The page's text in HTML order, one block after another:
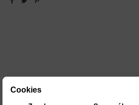
OPIS
Cookies